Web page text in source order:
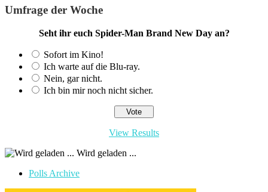
Umfrage der Woche
Seht ihr euch Spider-Man Brand New Day an?
Sofort im Kino!
Ich warte auf die Blu-ray.
Nein, gar nicht.
Ich bin mir noch nicht sicher.
View Results
Wird geladen ...
Polls Archive